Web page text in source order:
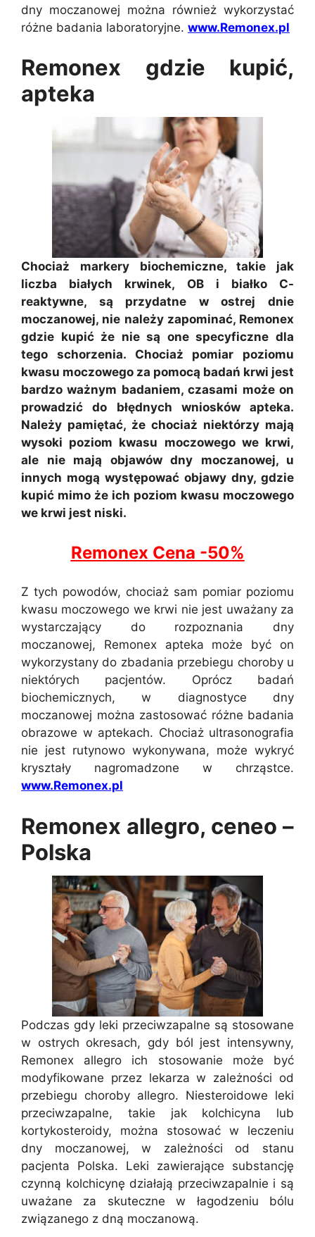
dny moczanowej można również wykorzystać
różne badania laboratoryjne. www.Remonex.pl
Remonex gdzie kupić,
apteka
Chociaż markery biochemiczne, takie jak
liczba białych krwinek, OB i białko C-
reaktywne, są przydatne w ostrej dnie
moczanowej, nie należy zapominać, Remonex
gdzie kupić że nie są one specyficzne dla
tego schorzenia. Chociaż pomiar poziomu
kwasu moczowego za pomocą badań krwi jest
bardzo ważnym badaniem, czasami może on
prowadzić do błędnych wniosków apteka.
Należy pamiętać, że chociaż niektórzy mają
wysoki poziom kwasu moczowego we krwi,
ale nie mają objawów dny moczanowej, u
innych mogą występować objawy dny, gdzie
kupić mimo że ich poziom kwasu moczowego
we krwi jest niski.
Remonex Cena -50%
Z tych powodów, chociaż sam pomiar poziomu
kwasu moczowego we krwi nie jest uważany za
wystarczający do rozpoznania dny
moczanowej, Remonex apteka może być on
wykorzystany do zbadania przebiegu choroby u
niektórych pacjentów. Oprócz badań
biochemicznych, w diagnostyce dny
moczanowej można zastosować różne badania
obrazowe w aptekach. Chociaż ultrasonografia
nie jest rutynowo wykonywana, może wykryć
kryształy nagromadzone w chrząstce.
www.Remonex.pl
Remonex allegro, ceneo –
Polska
Podczas gdy leki przeciwzapalne są stosowane
w ostrych okresach, gdy ból jest intensywny,
Remonex allegro ich stosowanie może być
modyfikowane przez lekarza w zależności od
przebiegu choroby allegro. Niesteroidowe leki
przeciwzapalne, takie jak kolchicyna lub
kortykosteroidy, można stosować w leczeniu
dny moczanowej, w zależności od stanu
pacjenta Polska. Leki zawierające substancję
czynną kolchicynę działają przeciwzapalnie i są
uważane za skuteczne w łagodzeniu bólu
związanego z dną moczanową.